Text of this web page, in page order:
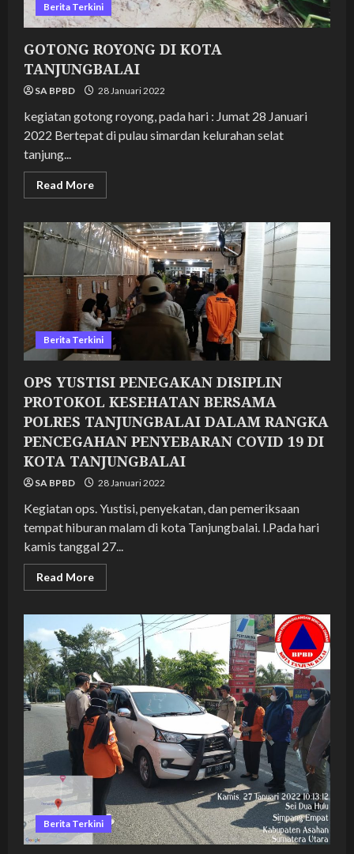
Berita Terkini
GOTONG ROYONG DI KOTA
TANJUNGBALAI
SA BPBD 28 Januari 2022
kegiatan gotong royong, pada hari : Jumat 28 Januari
2022 Bertepat di pulau simardan kelurahan selat
tanjung...
Read MoreRead
more
ROYONG
DI
KOTA
TANJUNGBALAI
Berita Terkini
OPS YUSTISI PENEGAKAN DISIPLIN
PROTOKOL KESEHATAN BERSAMA
POLRES TANJUNGBALAI DALAM RANGKA
PENCEGAHAN PENYEBARAN COVID 19 DI
KOTA TANJUNGBALAI
SA BPBD 28 Januari 2022
Kegiatan ops. Yustisi, penyekatan, dan pemeriksaan
tempat hiburan malam di kota Tanjungbalai. I.Pada hari
kamis tanggal 27...
Read MoreRead
more
PENEGAKAN
DISIPLIN
PROTOKOL
KESEHATAN
BERSAMA
POLRES
TANJUNGBALAI
DALAM
RANGKA
PENCEGAHAN
PENYEBARAN
COVID
DI
KOTA
TANJUNGBALAI
Berita Terkini